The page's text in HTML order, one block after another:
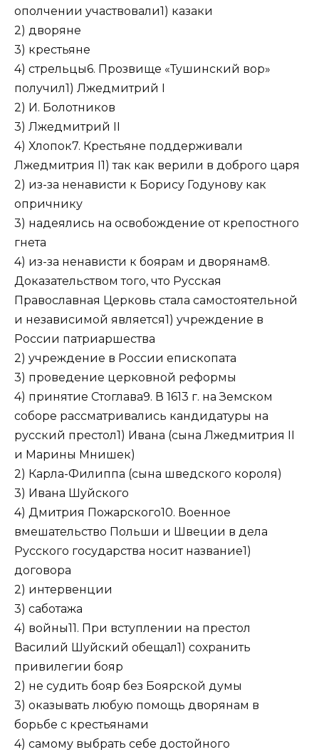
ополчении участвовали1) казаки
2) дворяне
3) крестьяне
4) стрельцы6. Прозвище «Тушинский вор»
получил1) Лжедмитрий I
2) И. Болотников
3) Лжедмитрий II
4) Хлопок7. Крестьяне поддерживали
Лжедмитрия I1) так как верили в доброго царя
2) из-за ненависти к Борису Годунову как
опричнику
3) надеялись на освобождение от крепостного
гнета
4) из-за ненависти к боярам и дворянам8.
Доказательством того, что Русская
Православная Церковь стала самостоятельной
и независимой является1) учреждение в
России патриаршества
2) учреждение в России епископата
3) проведение церковной реформы
4) принятие Стоглава9. В 1613 г. на Земском
соборе рассматривались кандидатуры на
русский престол1) Ивана (сына Лжедмитрия II
и Марины Мнишек)
2) Карла-Филиппа (сына шведского короля)
3) Ивана Шуйского
4) Дмитрия Пожарского10. Военное
вмешательство Польши и Швеции в дела
Русского государства носит название1)
договора
2) интервенции
3) саботажа
4) войны11. При вступлении на престол
Василий Шуйский обещал1) сохранить
привилегии бояр
2) не судить бояр без Боярской думы
3) оказывать любую помощь дворянам в
борьбе с крестьянами
4) самому выбрать себе достойного